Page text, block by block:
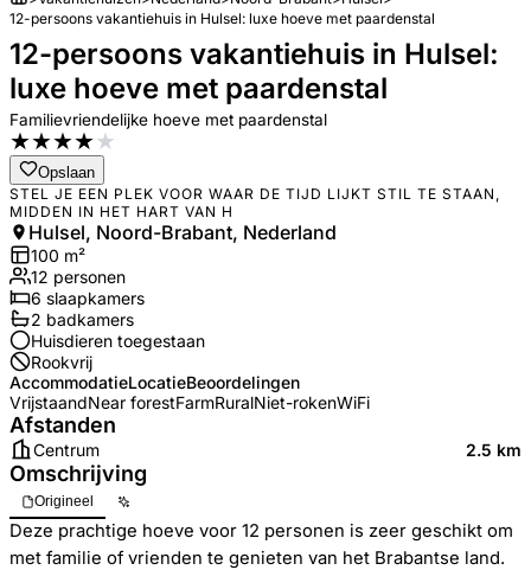
12-persoons vakantiehuis in Hulsel: luxe hoeve met paardenstal
12-persoons vakantiehuis in Hulsel:
luxe hoeve met paardenstal
Familievriendelijke hoeve met paardenstal
★★★★★
Opslaan
STEL JE EEN PLEK VOOR WAAR DE TIJD LIJKT STIL TE STAAN,
MIDDEN IN HET HART VAN H
Hulsel, Noord-Brabant, Nederland
100 m²
12 personen
6 slaapkamers
2 badkamers
Huisdieren toegestaan
Rookvrij
AccommodatieLocatieBeoordelingen
VrijstaandNear forestFarmRuralNiet-rokenWiFi
Afstanden
Centrum 2.5 km
Omschrijving
Origineel
Deze prachtige hoeve voor 12 personen is zeer geschikt om
met familie of vrienden te genieten van het Brabantse land.